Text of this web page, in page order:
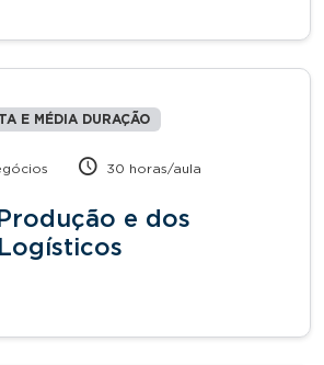
E MÉDIA DURAÇÃO
30 horas/aula
e dos